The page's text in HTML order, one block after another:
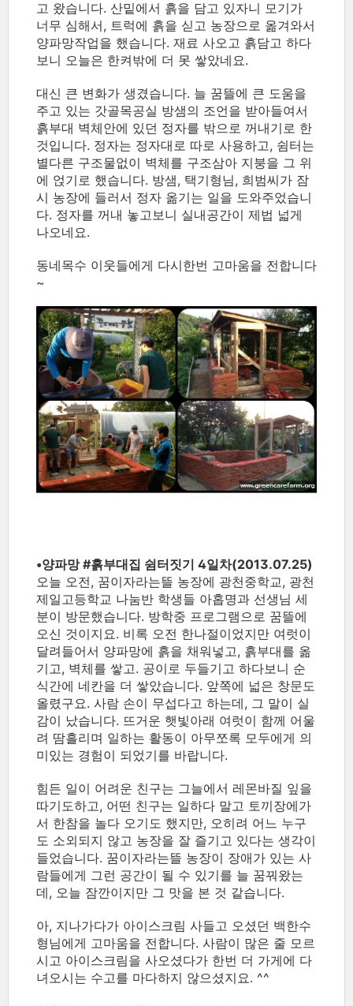
고 왔습니다. 산밑에서 흙을 담고 있자니 모기가
너무 심해서, 트럭에 흙을 싣고 농장으로 옮겨와서
양파망작업을 했습니다. 재료 사오고 흙담고 하다
보니 오늘은 한켜밖에 더 못 쌓았네요.
대신 큰 변화가 생겼습니다. 늘 꿈뜰에 큰 도움을
주고 있는 갓골목공실 방샘의 조언을 받아들여서
흙부대 벽체안에 있던 정자를 밖으로 꺼내기로 한
것입니다. 정자는 정자대로 따로 사용하고, 쉼터는
별다른 구조물없이 벽체를 구조삼아 지붕을 그 위
에 얹기로 했습니다. 방샘, 택기형님, 희범씨가 잠
시 농장에 들러서 정자 옮기는 일을 도와주었습니
다. 정자를 꺼내 놓고보니 실내공간이 제법 넓게
나오네요.
동네목수 이웃들에게 다시한번 고마움을 전합니다
~
•양파망 ‪#‎흙부대집‬ 쉼터짓기 4일차(2013.07.25)
오늘 오전, 꿈이자라는뜰 농장에 광천중학교, 광천
제일고등학교 나눔반 학생들 아홉명과 선생님 세
분이 방문했습니다. 방학중 프로그램으로 꿈뜰에
오신 것이지요. 비록 오전 한나절이었지만 여럿이
달려들어서 양파망에 흙을 채워넣고, 흙부대를 옮
기고, 벽체를 쌓고. 공이로 두들기고 하다보니 순
식간에 네칸을 더 쌓았습니다. 앞쪽에 넓은 창문도
올렸구요. 사람 손이 무섭다고 하는데, 그 말이 실
감이 났습니다. 뜨거운 햇빛아래 여럿이 함께 어울
려 땀흘리며 일하는 활동이 아무쪼록 모두에게 의
미있는 경험이 되었기를 바랍니다.
힘든 일이 어려운 친구는 그늘에서 레몬바질 잎을
따기도하고, 어떤 친구는 일하다 말고 토끼장에가
서 한참을 놀다 오기도 했지만, 오히려 어느 누구
도 소외되지 않고 농장을 잘 즐기고 있다는 생각이
들었습니다. 꿈이자라는뜰 농장이 장애가 있는 사
람들에게 그런 공간이 될 수 있기를 늘 꿈꿔왔는
데, 오늘 잠깐이지만 그 맛을 본 것 같습니다.
아, 지나가다가 아이스크림 사들고 오셨던 백한수
형님에게 고마움을 전합니다. 사람이 많은 줄 모르
시고 아이스크림을 사오셨다가 한번 더 가게에 다
녀오시는 수고를 마다하지 않으셨지요. ^^